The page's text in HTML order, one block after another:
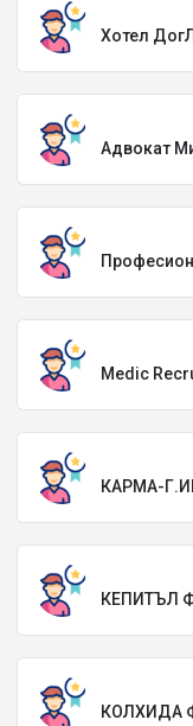
Хотел
Адвокат
Medic
КАРМА-
КЕПИТЪЛ
КОЛХИДА